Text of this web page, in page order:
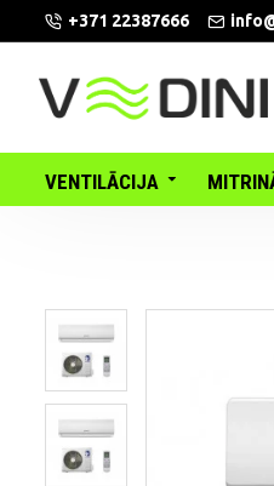
+371 22387666
VENTILĀCIJA